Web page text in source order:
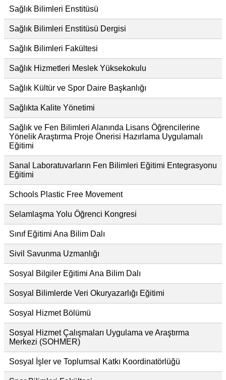
Sağlık Bilimleri Enstitüsü
Sağlık Bilimleri Enstitüsü Dergisi
Sağlık Bilimleri Fakültesi
Sağlık Hizmetleri Meslek Yüksekokulu
Sağlık Kültür ve Spor Daire Başkanlığı
Sağlıkta Kalite Yönetimi
Sağlık ve Fen Bilimleri Alanında Lisans Öğrencilerine
Yönelik Araştırma Proje Önerisi Hazırlama Uygulamalı
Eğitimi
Sanal Laboratuvarların Fen Bilimleri Eğitimi Entegrasyonu
Eğitimi
Schools Plastic Free Movement
Selamlaşma Yolu Öğrenci Kongresi
Sınıf Eğitimi Ana Bilim Dalı
Sivil Savunma Uzmanlığı
Sosyal Bilgiler Eğitimi Ana Bilim Dalı
Sosyal Bilimlerde Veri Okuryazarlığı Eğitimi
Sosyal Hizmet Bölümü
Sosyal Hizmet Çalışmaları Uygulama ve Araştırma
Merkezi (SOHMER)
Sosyal İşler ve Toplumsal Katkı Koordinatörlüğü